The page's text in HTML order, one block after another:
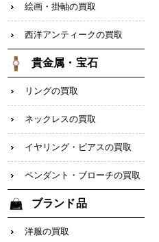
絵画・掛軸の買取
西洋アンティークの買取
貴金属・宝石
リングの買取
ネックレスの買取
イヤリング・ピアスの買取
ペンダント・ブローチの買取
ブランド品
洋服の買取